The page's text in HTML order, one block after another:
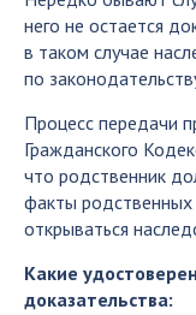
него не остается
в таком случае
по
Процесс передачи
Гражданского
что родственник
факты родственных
открываться
Какие
доказательства: